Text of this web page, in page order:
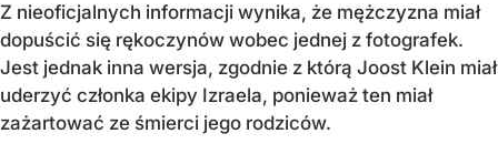
Z nieoficjalnych informacji wynika, że mężczyzna miał
dopuścić się rękoczynów wobec jednej z fotografek.
Jest jednak inna wersja, zgodnie z którą Joost Klein miał
uderzyć członka ekipy Izraela, ponieważ ten miał
zażartować ze śmierci jego rodziców.